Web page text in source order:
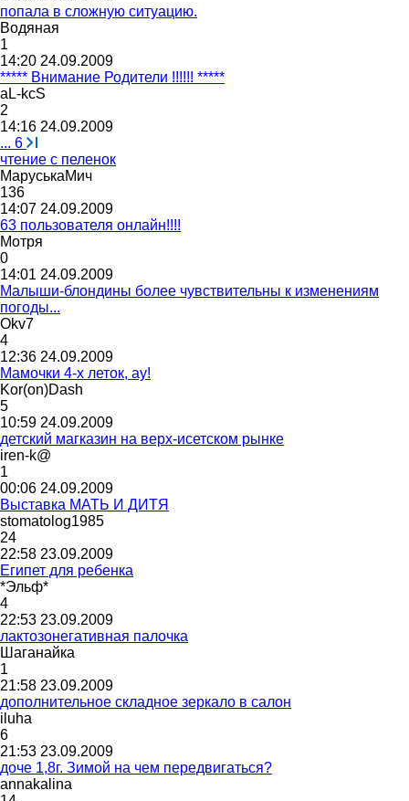
попала в сложную ситуацию.
Водяная
1
14:20 24.09.2009
***** Внимание Родители !!!!!! *****
aL-kcS
2
14:16 24.09.2009
... 6
чтение с пеленок
МаруськаМич
136
14:07 24.09.2009
63 пользователя онлайн!!!!
Мотря
0
14:01 24.09.2009
Малыши-блондины более чувствительны к изменениям
погоды...
Okv7
4
12:36 24.09.2009
Мамочки 4-х леток, ау!
Kor(on)Dash
5
10:59 24.09.2009
детский магказин на верх-исетском рынке
iren-k@
1
00:06 24.09.2009
Выставка МАТЬ И ДИТЯ
stomatolog1985
24
22:58 23.09.2009
Египет для ребенка
*Эльф*
4
22:53 23.09.2009
лактозонегативная палочка
Шаганайка
1
21:58 23.09.2009
дополнительное складное зеркало в салон
iluha
6
21:53 23.09.2009
доче 1,8г. Зимой на чем передвигаться?
annakalina